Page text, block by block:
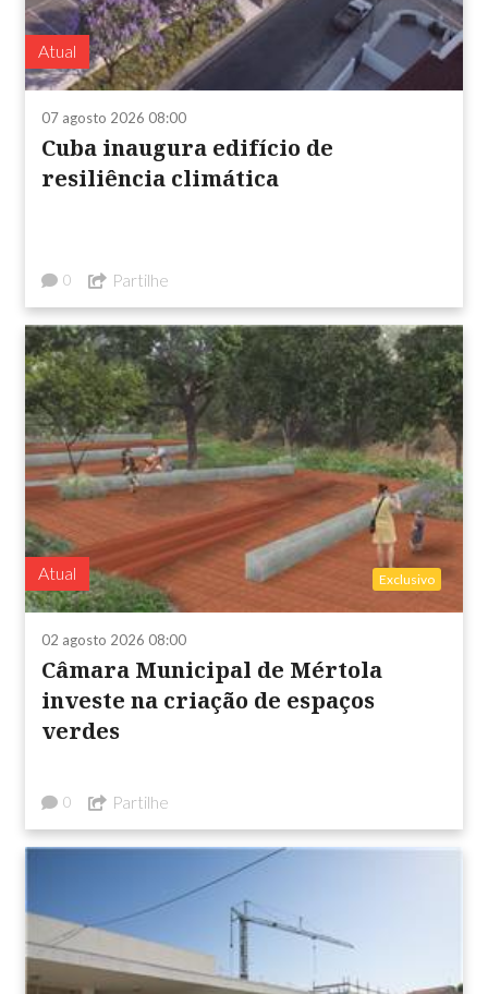
Atual
07 agosto 2026 08:00
Cuba inaugura edifício de
resiliência climática
0 Partilhe
Atual Exclusivo
02 agosto 2026 08:00
Câmara Municipal de Mértola
investe na criação de espaços
verdes
0 Partilhe